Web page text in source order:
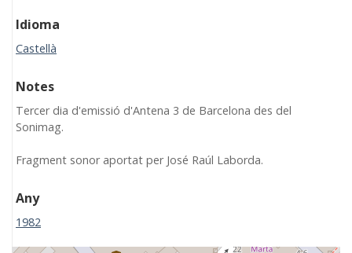
Idioma
Castellà
Notes
Tercer dia d'emissió d'Antena 3 de Barcelona des del
Sonimag.
Fragment sonor aportat per José Raúl Laborda.
Any
1982